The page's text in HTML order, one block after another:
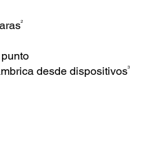
2
desde dispositivos3